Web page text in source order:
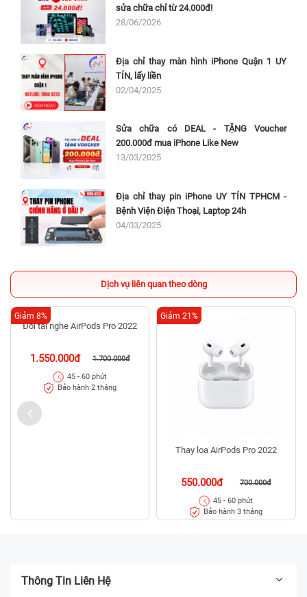
sửa chữa chỉ từ 24.000đ!
28/06/2026
Địa chỉ thay màn hình iPhone Quận 1 UY
TÍN, lấy liền
02/04/2025
Sửa chữa có DEAL - TẶNG Voucher
200.000đ mua iPhone Like New
13/03/2025
Địa chỉ thay pin iPhone UY TÍN TPHCM -
Bệnh Viện Điện Thoại, Laptop 24h
04/03/2025
Dịch vụ liên quan theo dòng
Đổi tai nghe AirPods Pro 2022
1.550.000đ 1.700.000đ
Giảm 8%
45 - 60 phút
Bảo hành 2 tháng
Thay loa AirPods Pro 2022
550.000đ 700.000đ
Giảm 21%
45 - 60 phút
Bảo hành 3 tháng
Thông Tin Liên Hệ